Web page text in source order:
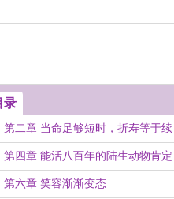
录
第二章 当命足够短时，折寿等于续
命？
第四章 能活八百年的陆生动物肯定
有问题！
第六章 笑容渐渐变态